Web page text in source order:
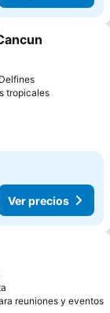
tropicalesVer
Ver precios
reuniones y eventos